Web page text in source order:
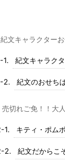
紀文キャラクター
紀文キャラク
紀文のおせち
売切れご免！！大
キティ・ポム
紀文だからこ